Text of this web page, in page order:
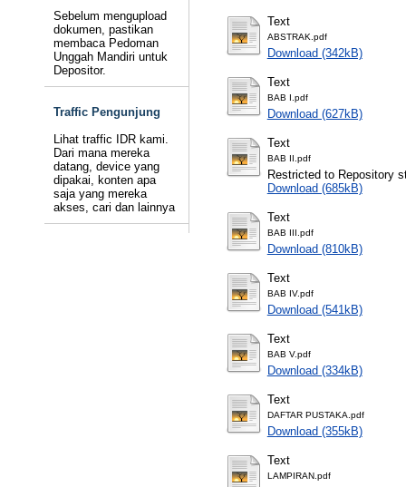
Sebelum mengupload
dokumen, pastikan
membaca Pedoman
Unggah Mandiri untuk
Depositor.
Traffic Pengunjung
Lihat traffic IDR kami.
Dari mana mereka
datang, device yang
dipakai, konten apa
saja yang mereka
akses, cari dan lainnya
Text
ABSTRAK.pdf
Download (342kB)
Text
BAB I.pdf
Download (627kB)
Text
BAB II.pdf
Restricted to Repository
Download (685kB)
Text
BAB III.pdf
Download (810kB)
Text
BAB IV.pdf
Download (541kB)
Text
BAB V.pdf
Download (334kB)
Text
DAFTAR PUSTAKA.pdf
Download (355kB)
Text
LAMPIRAN.pdf